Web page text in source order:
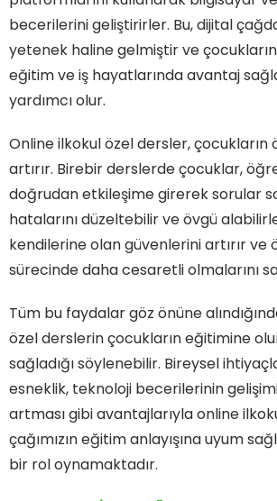
becerilerini geliştirirler. Bu, dijital
yetenek haline gelmiştir ve
eğitim ve iş hayatlarında avantaj
yardımcı olur.
Online ilkokul özel dersler, çocukların
artırır. Birebir derslerde çocuklar,
doğrudan etkileşime girerek sorular
hatalarını düzeltebilir ve övgü
kendilerine olan güvenlerini artırır ve
sürecinde daha cesaretli olmalarını
Tüm bu faydalar göz önüne
özel derslerin çocukların eğitimine
sağladığı söylenebilir. Bireysel
esneklik, teknoloji becerilerinin
artması gibi avantajlarıyla online
çağımızın eğitim anlayışına uyum
bir rol oynamaktadır.